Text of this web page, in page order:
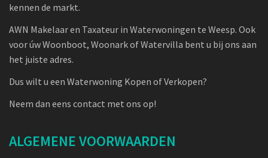
kennen de markt.
AWN Makelaar en Taxateur in Waterwoningen te Weesp. Ook
voor úw Woonboot, Woonark of Watervilla bent u bij ons aan
het juiste adres.
Dus wilt u een Waterwoning Kopen of Verkopen?
Neem dan eens contact met ons op!
ALGEMENE VOORWAARDEN